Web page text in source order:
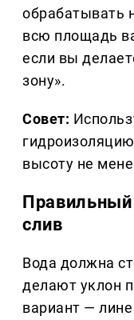
обрабатывать
всю площадь
если вы
зону».
Совет:
высоту не
слив
Вода должна
делают уклон
вариант —